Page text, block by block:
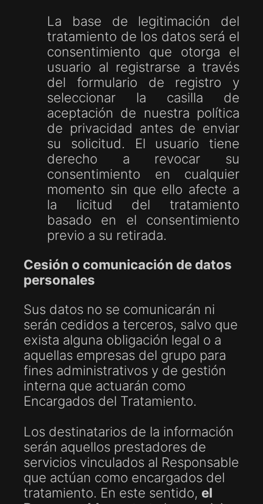
La base de legitimación del
tratamiento de los datos será el
consentimiento que otorga el
usuario al registrarse a través
del formulario de registro y
seleccionar la casilla de
aceptación de nuestra política
de privacidad antes de enviar
su solicitud. El usuario tiene
derecho a revocar su
consentimiento en cualquier
momento sin que ello afecte a
la licitud del tratamiento
basado en el consentimiento
previo a su retirada.
Cesión o comunicación de datos
personales
Sus datos no se comunicarán ni
serán cedidos a terceros, salvo que
exista alguna obligación legal o a
aquellas empresas del grupo para
fines administrativos y de gestión
interna que actuarán como
Encargados del Tratamiento.
Los destinatarios de la información
serán aquellos prestadores de
servicios vinculados al Responsable
que actúan como encargados del
tratamiento. En este sentido, el